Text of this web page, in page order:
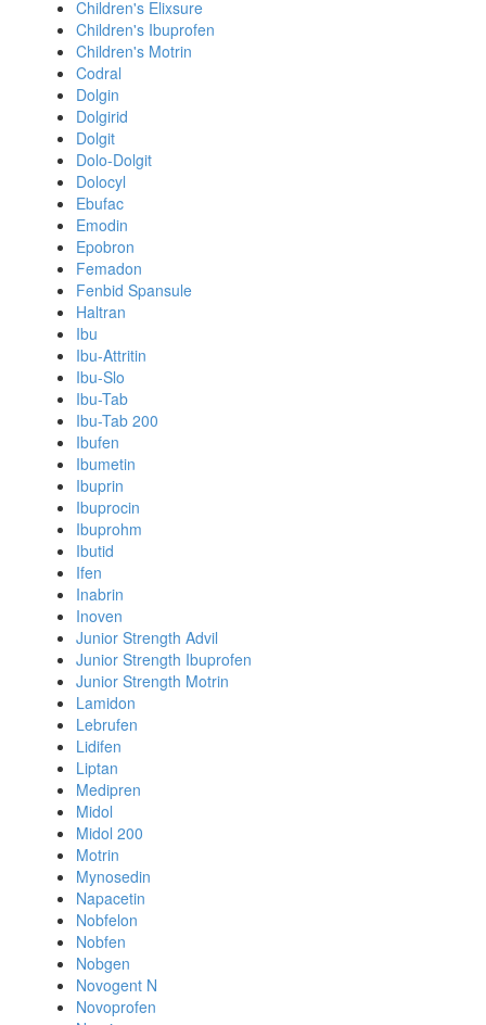
Children's Elixsure
Children's Ibuprofen
Children's Motrin
Codral
Dolgin
Dolgirid
Dolgit
Dolo-Dolgit
Dolocyl
Ebufac
Emodin
Epobron
Femadon
Fenbid Spansule
Haltran
Ibu
Ibu-Attritin
Ibu-Slo
Ibu-Tab
Ibu-Tab 200
Ibufen
Ibumetin
Ibuprin
Ibuprocin
Ibuprohm
Ibutid
Ifen
Inabrin
Inoven
Junior Strength Advil
Junior Strength Ibuprofen
Junior Strength Motrin
Lamidon
Lebrufen
Lidifen
Liptan
Medipren
Midol
Midol 200
Motrin
Mynosedin
Napacetin
Nobfelon
Nobfen
Nobgen
Novogent N
Novoprofen